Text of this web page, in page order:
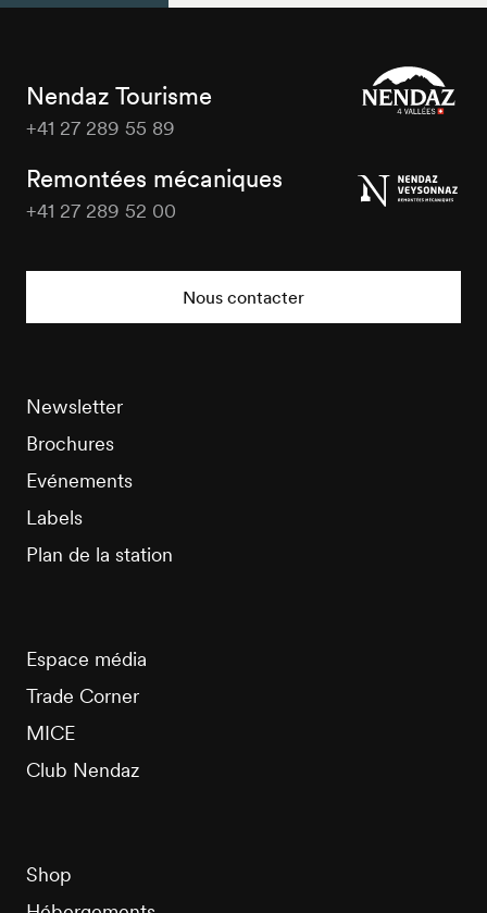
Nendaz Tourisme
+41 27 289 55 89
Remontées mécaniques
+41 27 289 52 00
Nous contacter
Newsletter
Brochures
Evénements
Labels
Plan de la station
Espace média
Trade Corner
MICE
Club Nendaz
Shop